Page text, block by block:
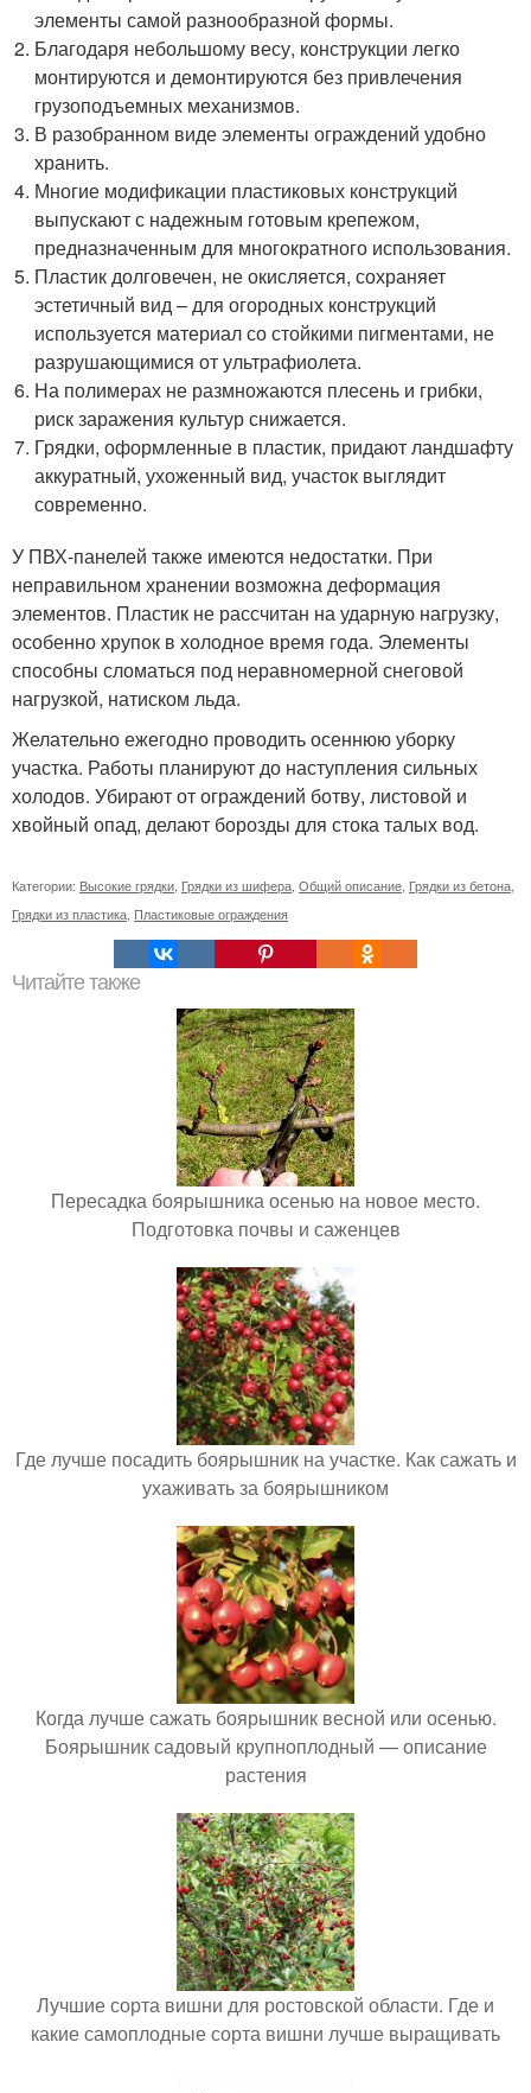
элементы самой разнообразной формы.
Благодаря небольшому весу, конструкции легко
монтируются и демонтируются без привлечения
грузоподъемных механизмов.
В разобранном виде элементы ограждений удобно
хранить.
Многие модификации пластиковых конструкций
выпускают с надежным готовым крепежом,
предназначенным для многократного использования.
Пластик долговечен, не окисляется, сохраняет
эстетичный вид – для огородных конструкций
используется материал со стойкими пигментами, не
разрушающимися от ультрафиолета.
На полимерах не размножаются плесень и грибки,
риск заражения культур снижается.
Грядки, оформленные в пластик, придают ландшафту
аккуратный, ухоженный вид, участок выглядит
современно.
У ПВХ-панелей также имеются недостатки. При
неправильном хранении возможна деформация
элементов. Пластик не рассчитан на ударную нагрузку,
особенно хрупок в холодное время года. Элементы
способны сломаться под неравномерной снеговой
нагрузкой, натиском льда.
Желательно ежегодно проводить осеннюю уборку
участка. Работы планируют до наступления сильных
холодов. Убирают от ограждений ботву, листовой и
хвойный опад, делают борозды для стока талых вод.
Категории: Высокие грядки Грядки из шифера Общий описание Грядки из бетона
Грядки из пластика Пластиковые ограждения
Читайте также
Пересадка боярышника осенью на новое место.
Подготовка почвы и саженцев
Где лучше посадить боярышник на участке. Как сажать и
ухаживать за боярышником
Когда лучше сажать боярышник весной или осенью.
Боярышник садовый крупноплодный — описание
растения
Лучшие сорта вишни для ростовской области. Где и
какие самоплодные сорта вишни лучше выращивать